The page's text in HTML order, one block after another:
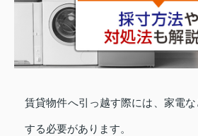
賃貸物件へ引っ越す際には、家電
する必要があります。